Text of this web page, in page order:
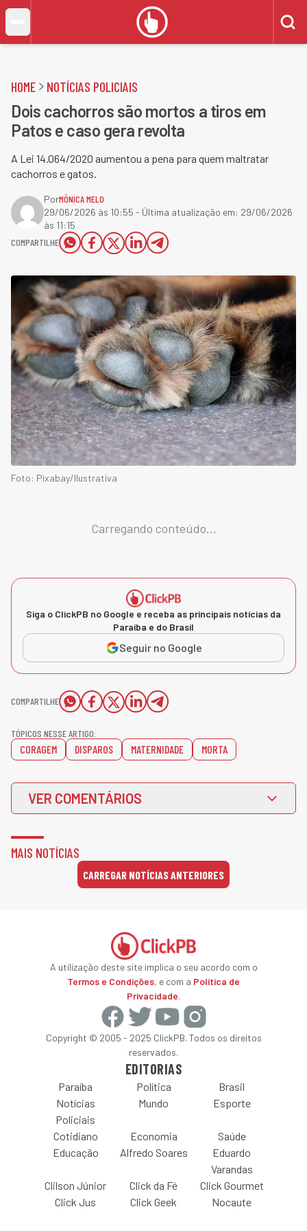
HOME NOTÍCIAS POLICIAIS
Dois cachorros são mortos a tiros em
Patos e caso gera revolta
A Lei 14.064/2020 aumentou a pena para quem maltratar
cachorros e gatos.
PorMÔNICA MELO
29/06/2026 às 10:55 - Última atualização em: 29/06/2026
às 11:15
COMPARTILHE
Foto: Pixabay/Ilustrativa
Carregando conteúdo...
Siga o ClickPB no Google e receba as principais notícias da
Paraíba e do Brasil
Seguir no Google
COMPARTILHE
TÓPICOS NESSE ARTIGO:
CORAGEM DISPAROS MATERNIDADE MORTA
VER COMENTÁRIOS
MAIS NOTÍCIAS
CARREGAR NOTÍCIAS ANTERIORES
A utilização deste site implica o seu acordo com o
Termos e Condições, e com a Política de
Privacidade.
Copyright © 2005 - 2025 ClickPB. Todos os direitos
reservados.
EDITORIAS
Paraíba Política
Brasil
Notícias
Policiais
Mundo Esporte
Cotidiano Economia
Saúde
Educação
Alfredo Soares
Eduardo
Varandas
Clilson Júnior
Click da Fé
Click Gourmet
Click Jus
Click Geek Nocaute